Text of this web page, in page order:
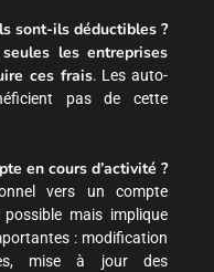
sont-ils déductibles ?
seules les entreprises
ces frais. Les auto-
pas de cette
en cours d’activité ?
vers un compte
mais implique
: modification
mise à jour des